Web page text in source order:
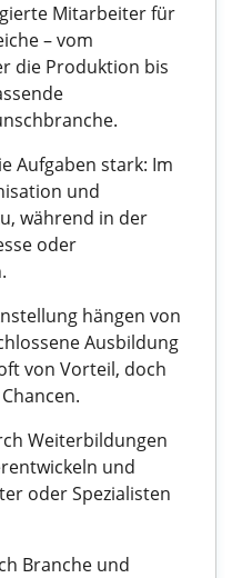
Mitarbeiter für
– vom
die Produktion bis
Aufgaben stark: Im
und
während in der
oder
hängen von
Ausbildung
von Vorteil, doch
Weiterbildungen
und
oder Spezialisten
Branche und